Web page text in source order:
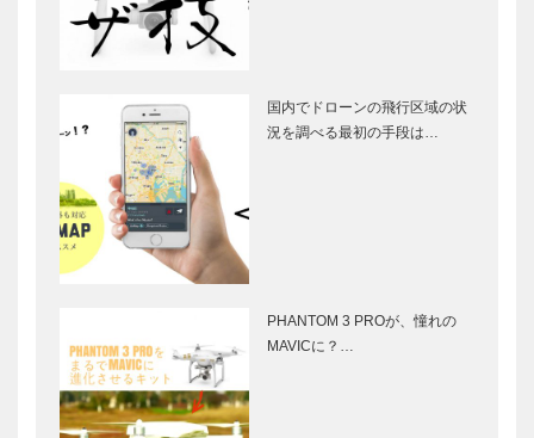
国内でドローンの飛行区域の状
況を調べる最初の手段は…
PHANTOM 3 PROが、憧れの
MAVICに？…